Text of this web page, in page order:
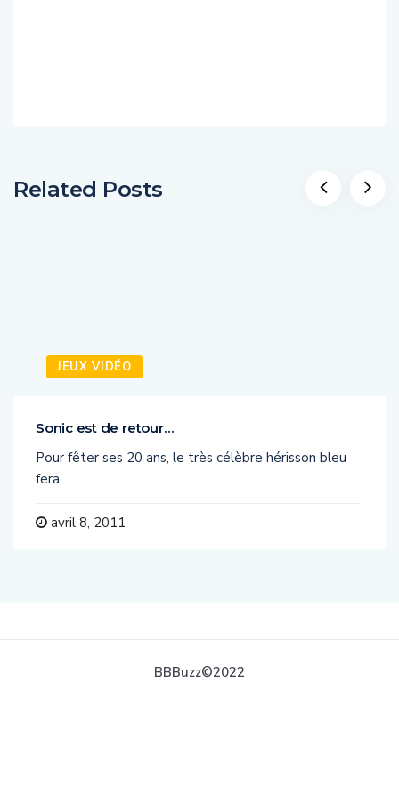
Related Posts
JEUX VIDÉO
Sonic est de retour…
Pour fêter ses 20 ans, le très célèbre hérisson bleu
fera
avril 8, 2011
BBBuzz©2022